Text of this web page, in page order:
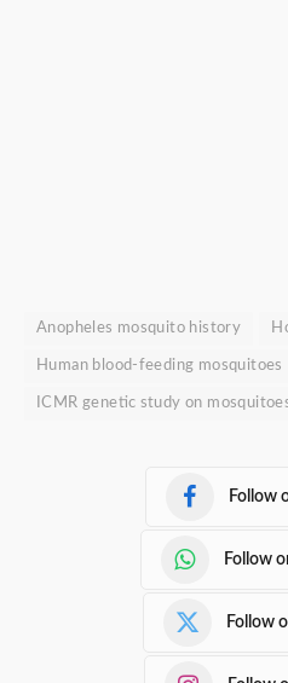
Anopheles mosquito history
Human blood-feeding mosquitoes
ICMR genetic study on
Follow
Follow
Follow